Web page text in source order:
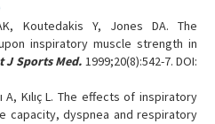
Koutedakis Y, Jones DA. The
inspiratory muscle strength in
J Sports Med. 1999;20(8):542-7. DOI:
A, Kılıç L. The effects of inspiratory
capacity, dyspnea and respiratory